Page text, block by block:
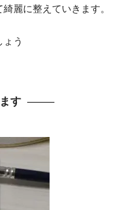
麗に整えていきます。
う
す